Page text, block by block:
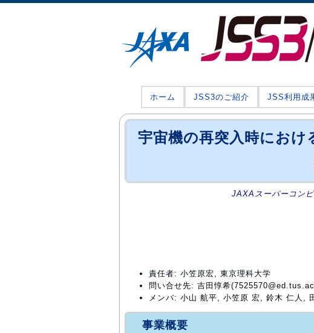
ホーム JSS3のご紹介 JSS利用成
宇宙機の再突入時におけ
JAXAスーパーコン
責任者: 小笠原宏, 東京理科大学
問い合せ先: 吉田惇希
メンバ: 小山 航平, 小笠原 宏, 鈴木 仁人,
事業概要